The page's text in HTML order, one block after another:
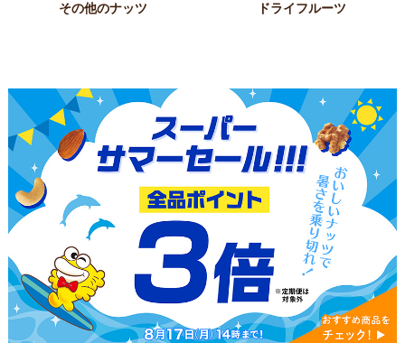
その他のナッツ ドライフルーツ